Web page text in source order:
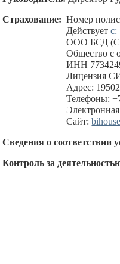
Страхование: Номер
Действуетс:
ООО БСД
Общество с
ИНН
Лицензия
Адрес:
Телефоны:
Сайт:
Сведения о соответствии
Контроль за